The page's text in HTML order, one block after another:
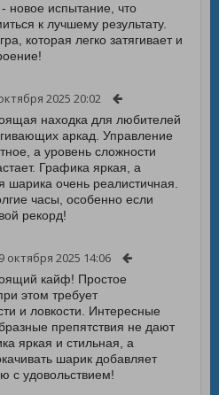
новое испытание, что
к лучшему результату.
которая легко затягивает и
2025 20:02
находка для любителей
аркад. Управление
а уровень сложности
Графика яркая, а
шарика очень реалистичная.
часы, особенно если
рекорд!
9 октября 2025 14:06
кайф! Простое
этом требует
и ловкости. Интересные
препятствия не дают
яркая и стильная, а
шарик добавляет
с удовольствием!